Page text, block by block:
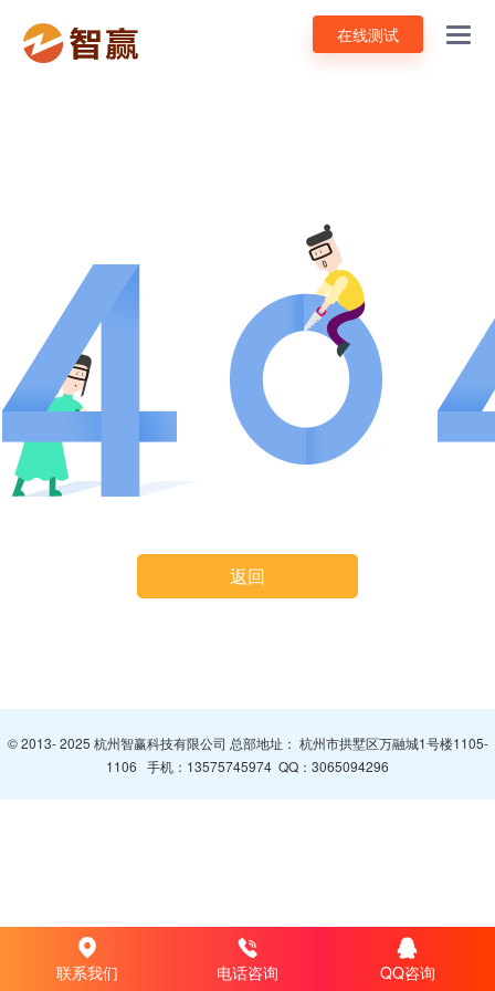
在线测试
返回
© 2013- 2025 杭州智赢科技有限公司 总部地址： 杭州市拱墅区万融城1号楼1105-
1106 手机： 13575745974 QQ： 3065094296
联系我们 电话咨询 QQ咨询